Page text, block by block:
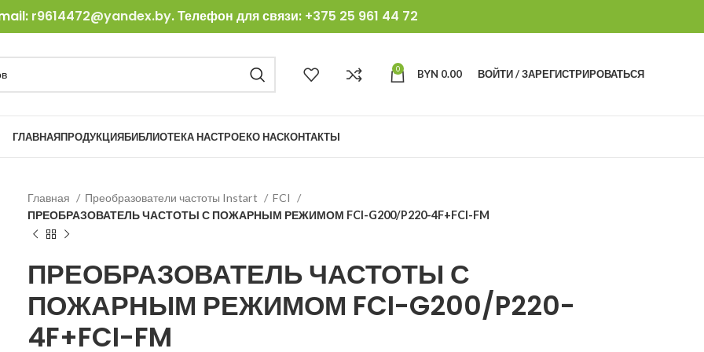
r9614472@yandex.by. Телефон для связи: +375 25 961 44 72
0 BYN 0.00 ВОЙТИ / ЗАРЕГИСТРИРОВАТЬСЯ
ГЛАВНАЯПРОДУКЦИЯБИБЛИОТЕКА НАСТРОЕКО НАСКОНТАКТЫ
Главная Преобразователи частоты Instart
FCI
ПРЕОБРАЗОВАТЕЛЬ ЧАСТОТЫ С ПОЖАРНЫМ РЕЖИМОМ FCI-G200/P220-4F+FCI-FM
ПРЕОБРАЗОВАТЕЛЬ ЧАСТОТЫ С
ПОЖАРНЫМ РЕЖИМОМ FCI-G200/P220-
4F+FCI-FM